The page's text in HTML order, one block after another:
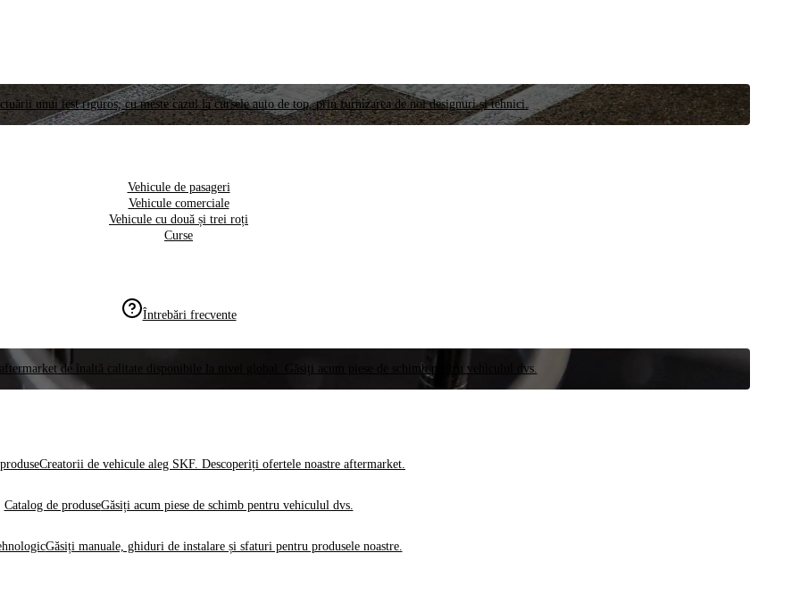
unui test riguros, cu meste cazul la cursele auto de top, prin furnizarea de noi designuri și tehnici.
Vehicule de pasageri
Vehicule comerciale
Vehicule cu două și trei roți
Curse
Întrebări frecvente
de înaltă calitate disponibile la nivel global. Găsiți acum piese de schimb pentru vehiculul dvs.
Creatorii de vehicule aleg SKF. Descoperiți ofertele noastre aftermarket.
Catalog de produseGăsiți acum piese de schimb pentru vehiculul dvs.
Găsiți manuale, ghiduri de instalare și sfaturi pentru produsele noastre.